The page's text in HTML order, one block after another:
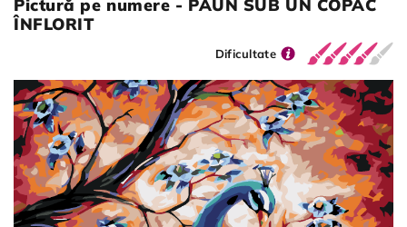
Pictură pe numere - PĂUN SUB UN COPAC
ÎNFLORIT
Dificultate